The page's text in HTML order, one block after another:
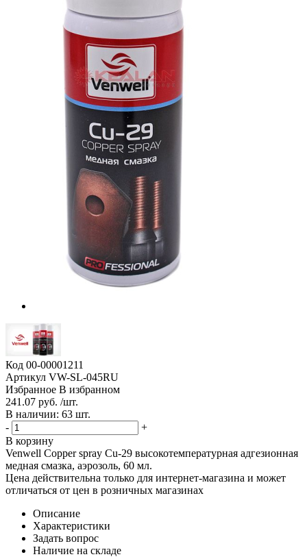
Код 00-00001211
Артикул VW-SL-045RU
Избранное В избранном
241.07 руб. /шт.
В наличии: 63 шт.
-
+
В корзину
Venwell Copper spray Cu-29 высокотемпературная адгезионная
медная смазка, аэрозоль, 60 мл.
Цена действительна только для интернет-магазина и может
отличаться от цен в розничных магазинах
Описание
Характеристики
Задать вопрос
Наличие на складе